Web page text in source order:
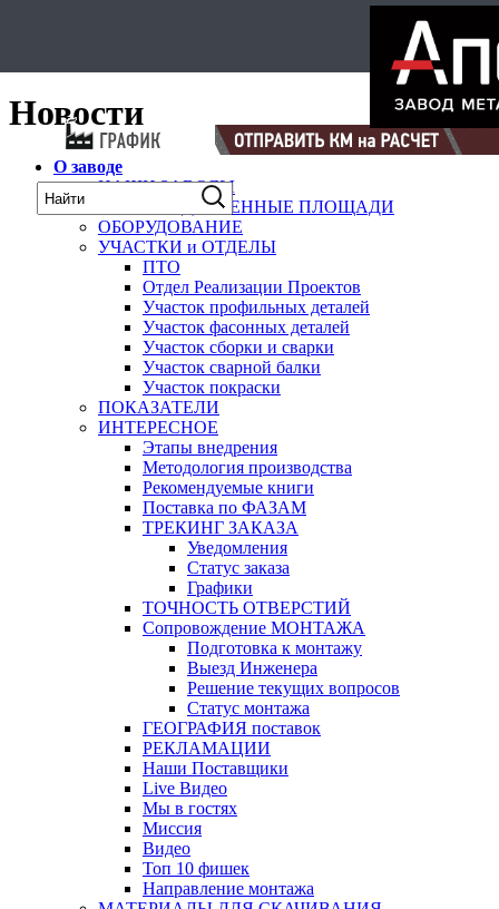
Новости
О заводе
НАШИ ЗАВОДЫ
ПРОИЗВОДСТВЕННЫЕ ПЛОЩАДИ
ОБОРУДОВАНИЕ
УЧАСТКИ и ОТДЕЛЫ
ПТО
Отдел Реализации Проектов
Участок профильных деталей
Участок фасонных деталей
Участок сборки и сварки
Участок сварной балки
Участок покраски
ПОКАЗАТЕЛИ
ИНТЕРЕСНОЕ
Этапы внедрения
Методология производства
Рекомендуемые книги
Поставка по ФАЗАМ
ТРЕКИНГ ЗАКАЗА
Уведомления
Статус заказа
Графики
ТОЧНОСТЬ ОТВЕРСТИЙ
Сопровождение МОНТАЖА
Подготовка к монтажу
Выезд Инженера
Решение текущих вопросов
Статус монтажа
ГЕОГРАФИЯ поставок
РЕКЛАМАЦИИ
Наши Поставщики
Live Видео
Мы в гостях
Миссия
Видео
Топ 10 фишек
Направление монтажа